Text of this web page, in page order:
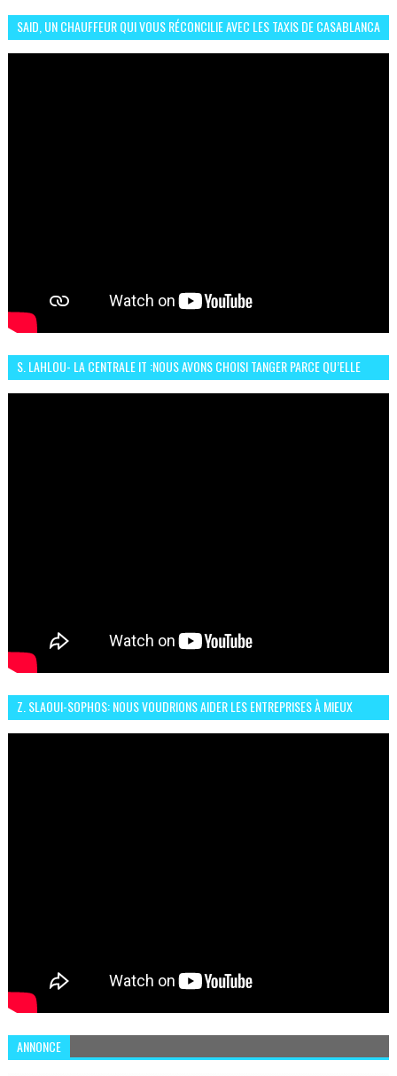
SAID, UN CHAUFFEUR QUI VOUS RÉCONCILIE AVEC LES TAXIS DE CASABLANCA
S. LAHLOU- LA CENTRALE IT :NOUS AVONS CHOISI TANGER PARCE QU’ELLE
Z. SLAOUI-SOPHOS: NOUS VOUDRIONS AIDER LES ENTREPRISES À MIEUX
ANNONCE